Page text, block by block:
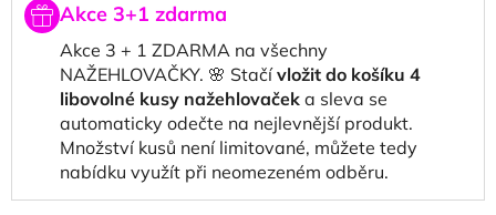
Akce 3+1 zdarma
Akce 3 + 1 ZDARMA na všechny
NAŽEHLOVAČKY. 🌸 Stačívložit do košíku 4
libovolné kusy nažehlovaček a sleva se
automaticky odečte na nejlevnější produkt.
Množství kusů není limitované, můžete tedy
nabídku využít při neomezeném odběru.